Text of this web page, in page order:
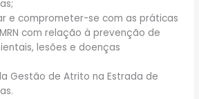
e comprometer-se com as práticas
com relação à prevenção de
lesões e doenças
Gestão de Atrito na Estrada de